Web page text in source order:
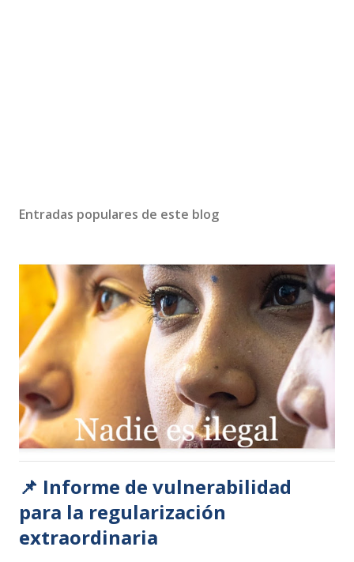
Entradas populares de este blog
📌 Informe de vulnerabilidad
para la regularización
extraordinaria